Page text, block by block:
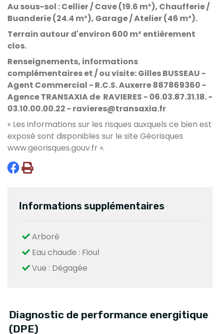
Au sous-sol : Cellier / Cave (19.6 m²), Chaufferie /
Buanderie (24.4 m²), Garage / Atelier (46 m²).
Terrain autour d'environ 600 m² entièrement
clos.
Renseignements, informations
complémentaires et / ou visite: Gilles BUSSEAU -
Agent Commercial - R.C.S. Auxerre 887869360 -
Agence TRANSAXIA de RAVIERES - 06.03.87.31.18. -
03.10.00.00.22 - ravieres@transaxia.fr
« Les informations sur les risques auxquels ce bien est
exposé sont disponibles sur le site Géorisques
www.georisques.gouv.fr ».
Informations supplémentaires
Arboré
Eau chaude : Fioul
Vue : Dégagée
Diagnostic de performance energitique
(DPE)